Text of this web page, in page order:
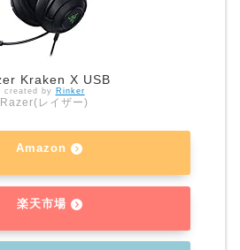
Kraken X USB
created by Rinker
Razer(レイザー)
Amazon
楽天市場